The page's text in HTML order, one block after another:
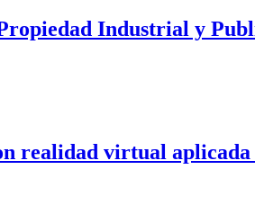
Industrial y
realidad virtual